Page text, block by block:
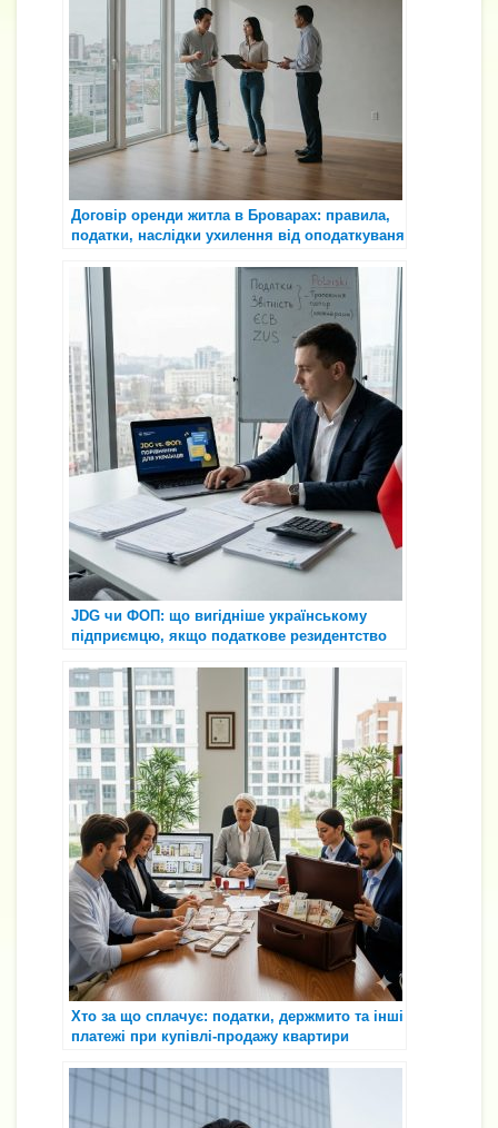
Договір оренди житла в Броварах: правила,
податки, наслідки ухилення від оподаткуваня
JDG чи ФОП: що вигідніше українському
підприємцю, якщо податкове резидентство
Хто за що сплачує: податки, держмито та інші
платежі при купівлі-продажу квартири